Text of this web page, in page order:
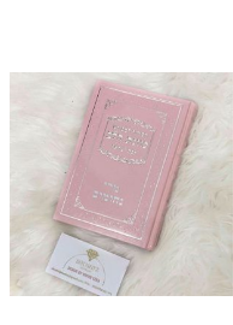
זה
יש
מספר
סוגים.
ניתן
לבחור
את
האפשרויות
בעמוד